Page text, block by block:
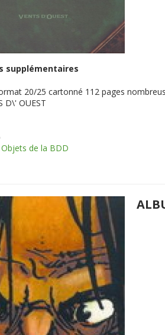
supplémentaires
20/25 cartonné 112 pages
D\' OUEST
Objets de la BDD